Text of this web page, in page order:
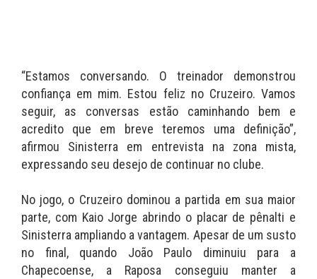
“Estamos conversando. O treinador demonstrou
confiança em mim. Estou feliz no Cruzeiro. Vamos
seguir, as conversas estão caminhando bem e
acredito que em breve teremos uma definição”,
afirmou Sinisterra em entrevista na zona mista,
expressando seu desejo de continuar no clube.
No jogo, o Cruzeiro dominou a partida em sua maior
parte, com Kaio Jorge abrindo o placar de pênalti e
Sinisterra ampliando a vantagem. Apesar de um susto
no final, quando João Paulo diminuiu para a
Chapecoense, a Raposa conseguiu manter a